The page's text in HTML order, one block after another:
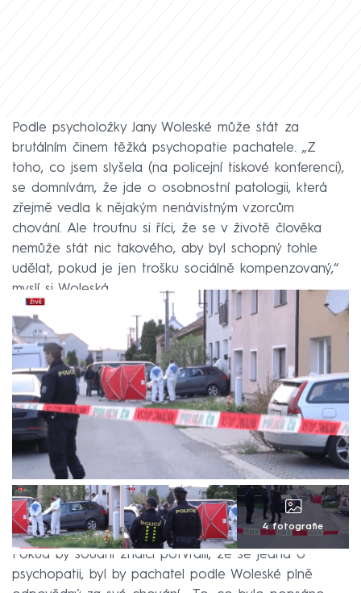
Podle psycholožky Jany Woleské může stát za
brutálním činem těžká psychopatie pachatele. „Z
toho, co jsem slyšela (na policejní tiskové konferenci),
se domnívám, že jde o osobnostní patologii, která
zřejmě vedla k nějakým nenávistným vzorcům
chování. Ale troufnu si říci, že se v životě člověka
nemůže stát nic takového, aby byl schopný tohle
udělat, pokud je jen trošku sociálně kompenzovaný,“
myslí si Woleská.
4 fotografie
Pokud by soudní znalci potvrdili, že se jedná o
psychopatii, byl by pachatel podle Woleské plně